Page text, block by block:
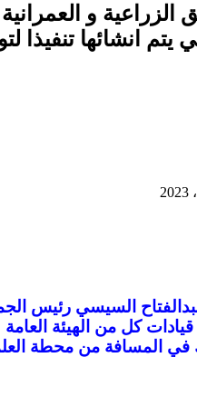
الزراعية و
يتم انشائها
السيسي رئيس
كل من الهيئة
في المسافة من محطة